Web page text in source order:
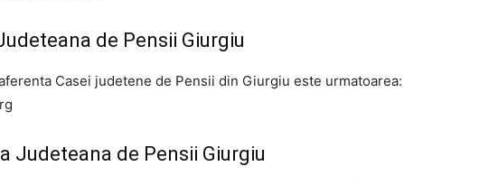
de Pensii Giurgiu
Casei judetene de Pensii din Giurgiu este urmatoarea:
Judeteana de Pensii Giurgiu